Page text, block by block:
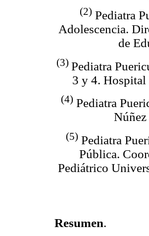
(2) Pediatra
Adolescencia.
de
(3) Pediatra
3 y 4. Hospital
(4) Pediatra
(5) Pediatra
Pública.
Pediátrico
Resumen.